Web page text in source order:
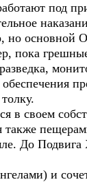
под
но основной
пока
своем
До
и